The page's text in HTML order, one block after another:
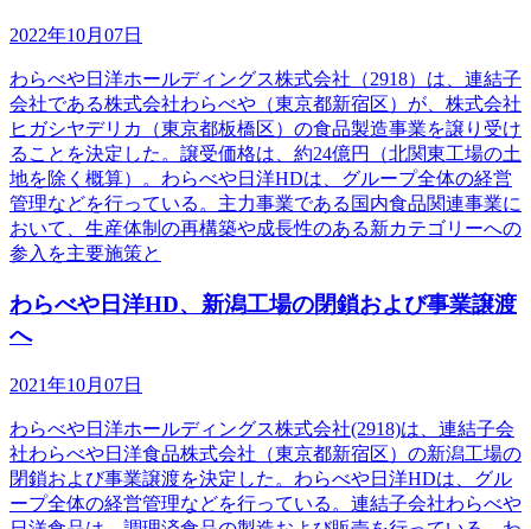
2022年10月07日
わらべや日洋ホールディングス株式会社（2918）は、連結子
会社である株式会社わらべや（東京都新宿区）が、株式会社
ヒガシヤデリカ（東京都板橋区）の食品製造事業を譲り受け
ることを決定した。譲受価格は、約24億円（北関東工場の土
地を除く概算）。わらべや日洋HDは、グループ全体の経営
管理などを行っている。主力事業である国内食品関連事業に
おいて、生産体制の再構築や成長性のある新カテゴリーへの
参入を主要施策と
わらべや日洋HD、新潟工場の閉鎖および事業譲渡
へ
2021年10月07日
わらべや日洋ホールディングス株式会社(2918)は、連結子会
社わらべや日洋食品株式会社（東京都新宿区）の新潟工場の
閉鎖および事業譲渡を決定した。わらべや日洋HDは、グル
ープ全体の経営管理などを行っている。連結子会社わらべや